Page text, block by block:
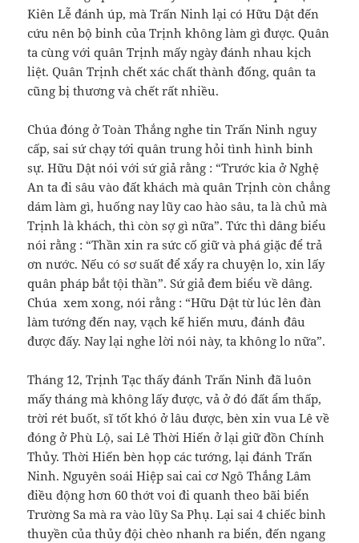
Kiên Lễ đánh úp, mà Trấn Ninh lại có Hữu Dật đến
cứu nên bộ binh của Trịnh không làm gì được. Quân
ta cùng với quân Trịnh mấy ngày đánh nhau kịch
liệt. Quân Trịnh chết xác chất thành đống, quân ta
cũng bị thương và chết rất nhiều.
Chúa đóng ở Toàn Thắng nghe tin Trấn Ninh nguy
cấp, sai sứ chạy tới quân trung hỏi tình hình binh
sự. Hữu Dật nói với sứ giả rằng : “Trước kia ở Nghệ
An ta đi sâu vào đất khách mà quân Trịnh còn chẳng
dám làm gì, huống nay lũy cao hào sâu, ta là chủ mà
Trịnh là khách, thì còn sợ gì nữa”. Tức thì dâng biểu
nói rằng : “Thần xin ra sức cố giữ và phá giặc để trả
ơn nước. Nếu có sơ suất để xẩy ra chuyện lo, xin lấy
quân pháp bắt tội thần”. Sứ giả đem biểu về dâng.
Chúa xem xong, nói rằng : “Hữu Dật từ lúc lên đàn
làm tướng đến nay, vạch kế hiến mưu, đánh đâu
được đấy. Nay lại nghe lời nói này, ta không lo nữa”.
Tháng 12, Trịnh Tạc thấy đánh Trấn Ninh đã luôn
mấy tháng mà không lấy được, vả ở đó đất ẩm thấp,
trời rét buốt, sĩ tốt khó ở lâu được, bèn xin vua Lê về
đóng ở Phù Lộ, sai Lê Thời Hiến ở lại giữ đồn Chính
Thủy. Thời Hiến bèn họp các tướng, lại đánh Trấn
Ninh. Nguyên soái Hiệp sai cai cơ Ngô Thắng Lâm
điều động hơn 60 thớt voi đi quanh theo bãi biển
Trường Sa mà ra vào lũy Sa Phụ. Lại sai 4 chiếc binh
thuyền của thủy đội chèo nhanh ra biển, đến ngang